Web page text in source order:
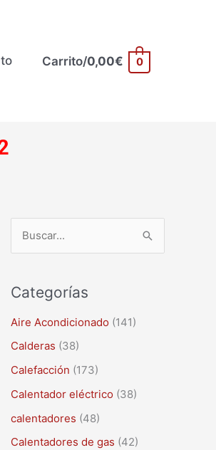
Carrito/0,00€ 0
c
a
r
p
o
Categorías
Aire Acondicionado (141)
Calderas (38)
Calefacción (173)
Calentador eléctrico (38)
calentadores (48)
Calentadores de gas (42)